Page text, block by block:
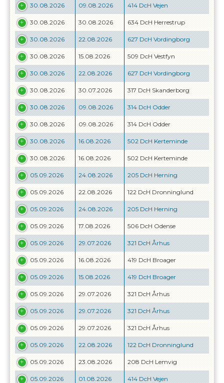
30.08.2026 09.08.2026 414 DcH Vejen
30.08.2026 30.08.2026 634 DcH Herrestrup
30.08.2026 22.08.2026 627 DcH Vordingborg
30.08.2026 15.08.2026 509 DcH Vestfyn
30.08.2026 22.08.2026 627 DcH Vordingborg
30.08.2026 30.07.2026 317 DcH Skanderborg
30.08.2026 09.08.2026 314 DcH Odder
30.08.2026 09.08.2026 314 DcH Odder
30.08.2026 16.08.2026 502 DcH Kerteminde
30.08.2026 16.08.2026 502 DcH Kerteminde
05.09.2026 24.08.2026 205 DcH Herning
05.09.2026 22.08.2026 122 DcH Dronninglund
05.09.2026 24.08.2026 205 DcH Herning
05.09.2026 17.08.2026 506 DcH Odense
05.09.2026 29.07.2026 321 DcH Århus
05.09.2026 16.08.2026 419 DcH Broager
05.09.2026 15.08.2026 419 DcH Broager
05.09.2026 29.07.2026 321 DcH Århus
05.09.2026 29.07.2026 321 DcH Århus
05.09.2026 29.07.2026 321 DcH Århus
05.09.2026 22.08.2026 122 DcH Dronninglund
05.09.2026 23.08.2026 208 DcH Lemvig
05.09.2026 01.08.2026 414 DcH Vejen